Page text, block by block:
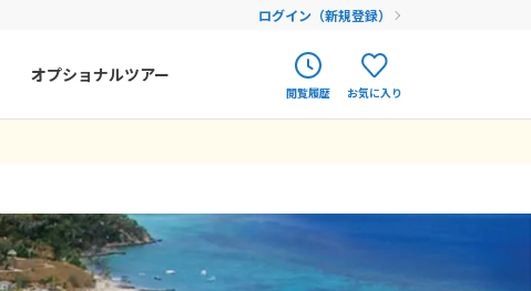
ログイン（新規登録）
アイルランド
ハンガリー
オプショナルツアー
閲覧履歴
まだ履歴がありません
お気に入り
まだ登録がありません